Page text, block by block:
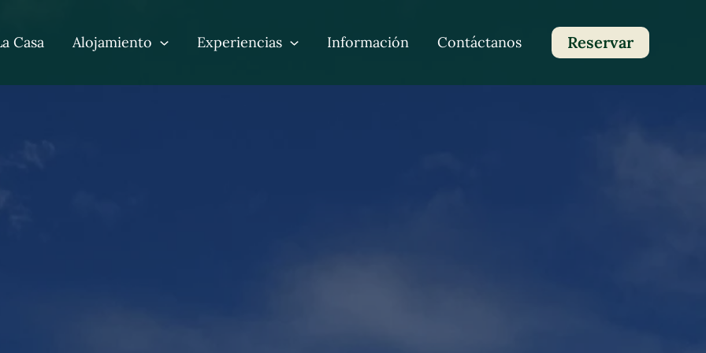
Casa Alojamiento Experiencias Información Contáctanos Reservar